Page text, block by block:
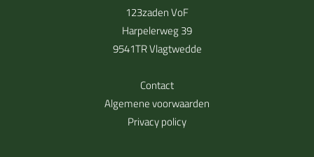
123zaden VoF
Harpelerweg 39
9541TR Vlagtwedde
Contact
Algemene voorwaarden
Privacy policy